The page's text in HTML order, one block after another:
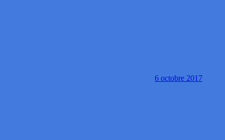
6 octobre 2017